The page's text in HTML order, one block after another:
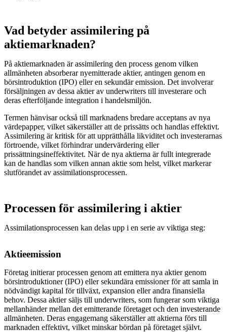
Vad betyder assimilering på
aktiemarknaden?
På aktiemarknaden är assimilering den process genom vilken
allmänheten absorberar nyemitterade aktier, antingen genom en
börsintroduktion (IPO) eller en sekundär emission. Det involverar
försäljningen av dessa aktier av underwriters till investerare och
deras efterföljande integration i handelsmiljön.
Termen hänvisar också till marknadens bredare acceptans av nya
värdepapper, vilket säkerställer att de prissätts och handlas effektivt.
Assimilering är kritisk för att upprätthålla likviditet och investerarnas
förtroende, vilket förhindrar undervärdering eller
prissättningsineffektivitet. När de nya aktierna är fullt integrerade
kan de handlas som vilken annan aktie som helst, vilket markerar
slutförandet av assimilationsprocessen.
Processen för assimilering i aktier
Assimilationsprocessen kan delas upp i en serie av viktiga steg:
Aktieemission
Företag initierar processen genom att emittera nya aktier genom
börsintroduktioner (IPO) eller sekundära emissioner för att samla in
nödvändigt kapital för tillväxt, expansion eller andra finansiella
behov. Dessa aktier säljs till underwriters, som fungerar som viktiga
mellanhänder mellan det emitterande företaget och den investerande
allmänheten. Deras engagemang säkerställer att aktierna förs till
marknaden effektivt, vilket minskar bördan på företaget självt.